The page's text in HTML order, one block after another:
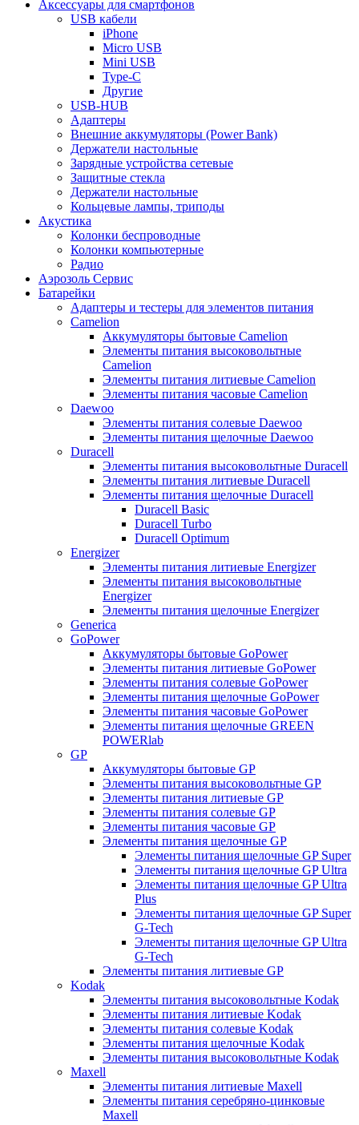
Аксессуары для смартфонов
USB кабели
iPhone
Micro USB
Mini USB
Type-C
Другие
USB-HUB
Адаптеры
Внешние аккумуляторы (Power Bank)
Держатели настольные
Зарядные устройства сетевые
Защитные стекла
Держатели настольные
Кольцевые лампы, триподы
Акустика
Колонки беспроводные
Колонки компьютерные
Радио
Аэрозоль Сервис
Батарейки
Aдаптеры и тестеры для элементов питания
Camelion
Аккумуляторы бытовые Camelion
Элементы питания высоковольтные
Camelion
Элементы питания литиевые Camelion
Элементы питания часовые Camelion
Daewoo
Элементы питания солевые Daewoo
Элементы питания щелочные Daewoo
Duracell
Элементы питания высоковольтные Duracell
Элементы питания литиевые Duracell
Элементы питания щелочные Duracell
Duracell Basic
Duracell Turbo
Duracell Optimum
Energizer
Элементы питания литиевые Energizer
Элементы питания высоковольтные
Energizer
Элементы питания щелочные Energizer
Generica
GoPower
Аккумуляторы бытовые GoPower
Элементы питания литиевые GoPower
Элементы питания солевые GoPower
Элементы питания щелочные GoPower
Элементы питания часовые GoPower
Элементы питания щелочные GREEN
POWERlab
GP
Аккумуляторы бытовые GP
Элементы питания высоковольтные GP
Элементы питания литиевые GP
Элементы питания солевые GP
Элементы питания часовые GP
Элементы питания щелочные GP
Элементы питания щелочные GP Super
Элементы питания щелочные GP Ultra
Элементы питания щелочные GP Ultra
Plus
Элементы питания щелочные GP Super
G-Tech
Элементы питания щелочные GP Ultra
G-Tech
Элементы питания литиевые GP
Kodak
Элементы питания высоковольтные Kodak
Элементы питания литиевые Kodak
Элементы питания солевые Kodak
Элементы питания щелочные Kodak
Элементы питания высоковольтные Kodak
Maxell
Элементы питания литиевые Maxell
Элементы питания серебряно-цинковые
Maxell